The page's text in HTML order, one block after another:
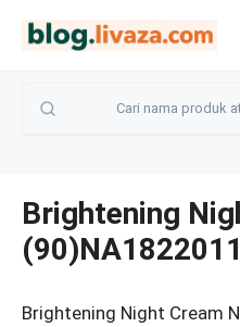
Brightening
Brightening Night Cream